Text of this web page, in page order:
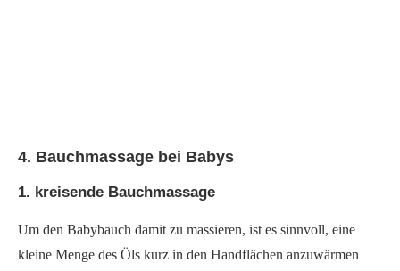
4. Bauchmassage bei Babys
1. kreisende Bauchmassage
Um den Babybauch damit zu massieren, ist es sinnvoll, eine
kleine Menge des Öls kurz in den Handflächen anzuwärmen